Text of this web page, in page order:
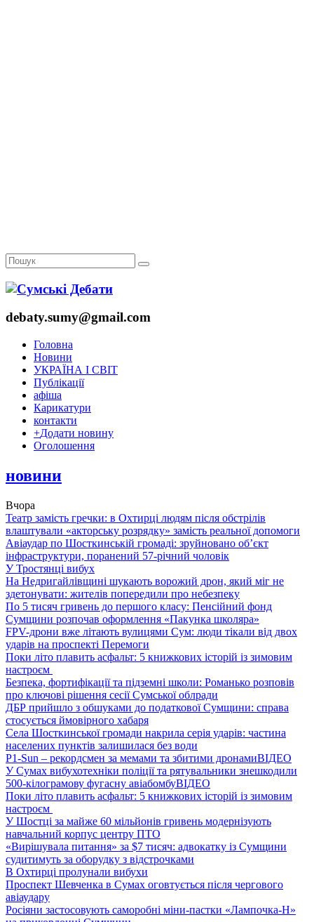
debaty.sumy@gmail.com
Головна
Новини
УКРАЇНА І СВІТ
Публікації
афіша
Карикатури
контакти
+Додати новину
Оголошення
новини
Вчора
Театр замість гречки: в Охтирці людям після обстрілів
влаштували «акторську розрядку» замість реальної допомоги
Авіаудар по Шосткинській громаді: зруйновано об’єкт
інфраструктури, поранений 57-річний чоловік
У Тростянці вибух
На Недригайлівщині шукають ворожий дрон, який міг не
здетонувати: жителів попередили про небезпеку
По 5 тисяч гривень до першого класу: Пенсійний фонд
Сумщини розпочав оформлення «Пакунка школяра»
FPV-дрони вже літають вулицями Сум: люди тікали від двох
ударів на проспекті Перемоги
Поки літо плавить асфальт: 5 книжкових історій із зимовим
настроєм
Безпека, фортифікації та підземні школи: Романько розповів
про ключові рішення сесії Сумської облради
ДБР прийшло з обшуками до податкової Сумщини: справа
стосується ймовірного хабаря
Села Шосткинської громади накрила серія ударів: частина
населених пунктів залишилася без води
P1-Sun – рекордсмен за мемами та збитими дронамиВІДЕО
У Сумах вибухотехніки поліції та рятувальники знешкодили
500-кілограмову фугасну авіабомбуВІДЕО
Поки літо плавить асфальт: 5 книжкових історій із зимовим
настроєм
У Шостці за майже 60 мільйонів гривень модернізують
навчальний корпус центру ПТО
«Вирішувала питання» за $7 тисяч: адвокатку із Сумщини
судитимуть за оборудку з відстрочками
В Охтирці пролунали вибухи
Проспект Шевченка в Сумах оговтується після чергового
авіаудару
Росіяни застосовують саморобні міни-пастки «Лампочка-Н»